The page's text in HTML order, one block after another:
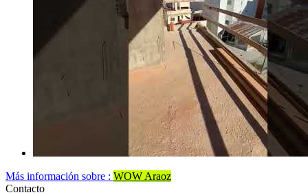
Más información sobre : WOW Araoz
Contacto